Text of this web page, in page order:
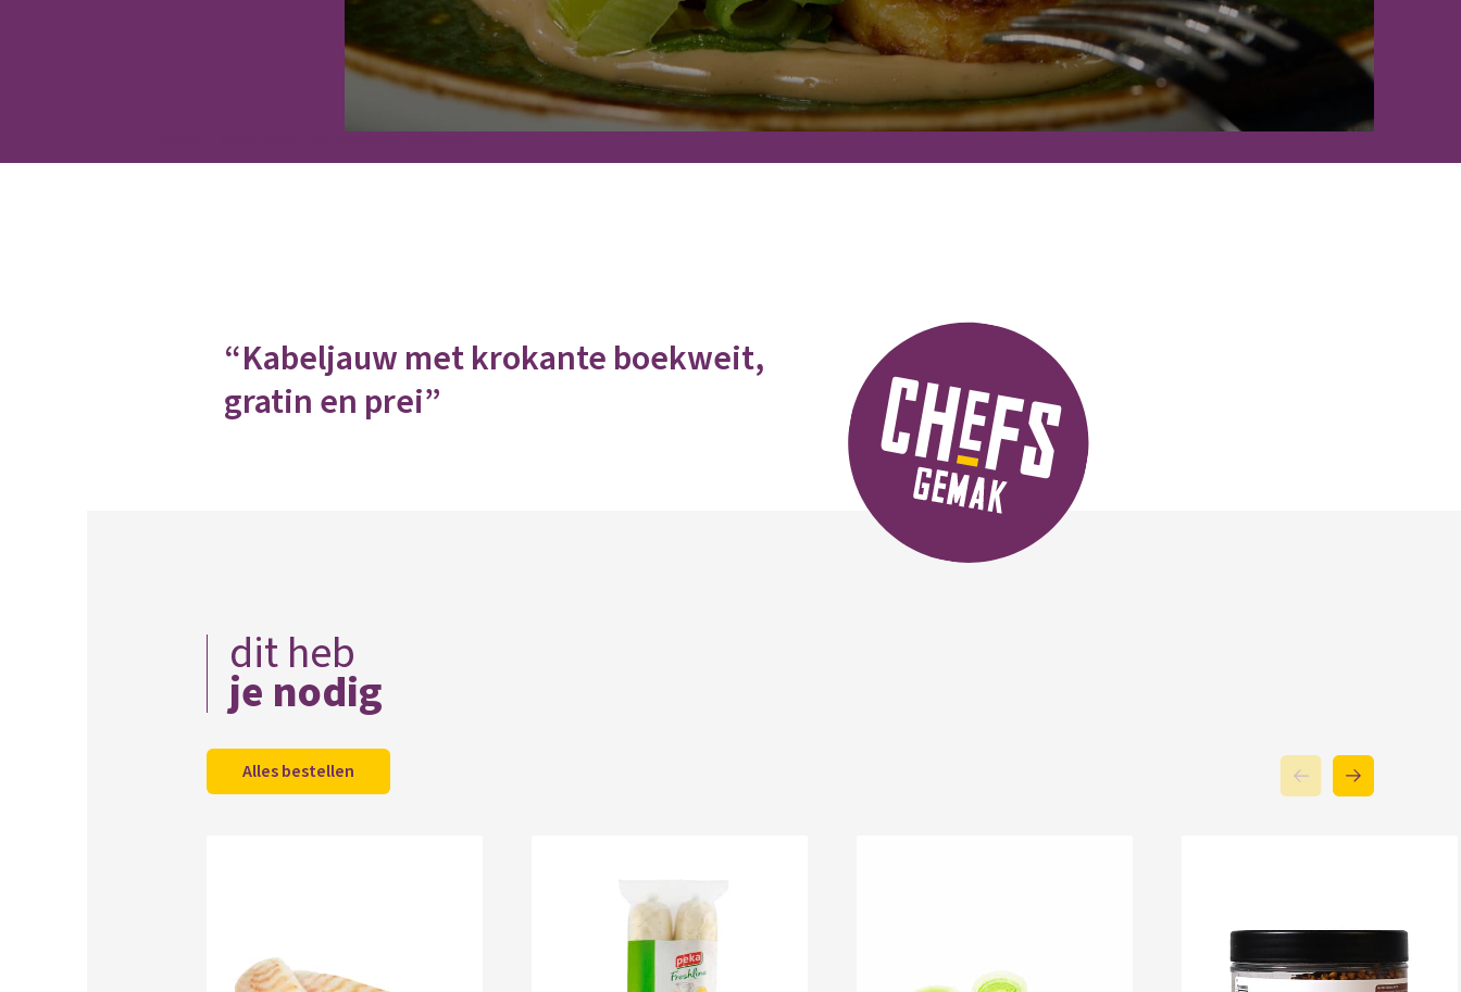
Kabeljauw met krokante boekweit
“Kabeljauw met krokante boekweit,
gratin en prei”
dit heb
je nodig
Alles bestellen